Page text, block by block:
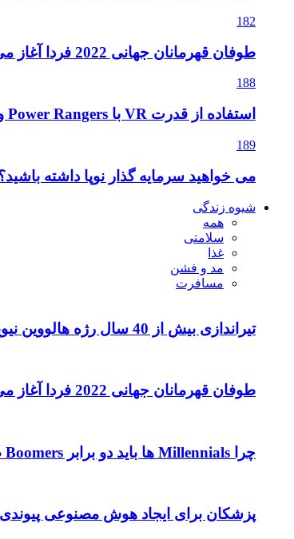
182
طوفان قهرمانان جهانی 2022 فردا آغاز می شود، اینجا آنچه که باید بدانید
188
استفاده از قدرت VR با Power Rangers و Snapdragon 835
189
می خواهید سرمایه گذار نوپا داشته
شیوه زندگی
همه
سلامتی
غذا
مد و فشن
مسافرت
تیراندازی بیش از 40 سال رژه هالووین نیویورک
طوفان قهرمانان جهانی 2022 فردا آغاز می شود، اینجا آنچه که باید بدانید
چرا Millennials ها باید دو برابر Boomers صرفه جویی کنند
پزشکان برای ایجاد هوش مصنوعی پیوندی